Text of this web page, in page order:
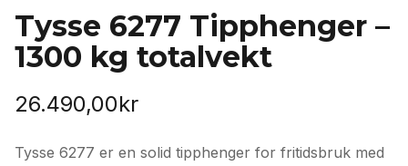
Tysse 6277 Tipphenger –
1300 kg totalvekt
26.490,00kr
Tysse 6277 er en solid tipphenger for fritidsbruk med